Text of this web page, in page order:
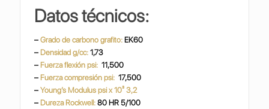
Datos técnicos:
– Grado de carbono grafito:EK60
– Densidad g/cc:1,73
– Fuerza flexión psi:11,500
– Fuerza compresión psi:17,500
– Young’s Modulus psi x 10³ 3,2
– Dureza Rockwell:80 HR 5/100